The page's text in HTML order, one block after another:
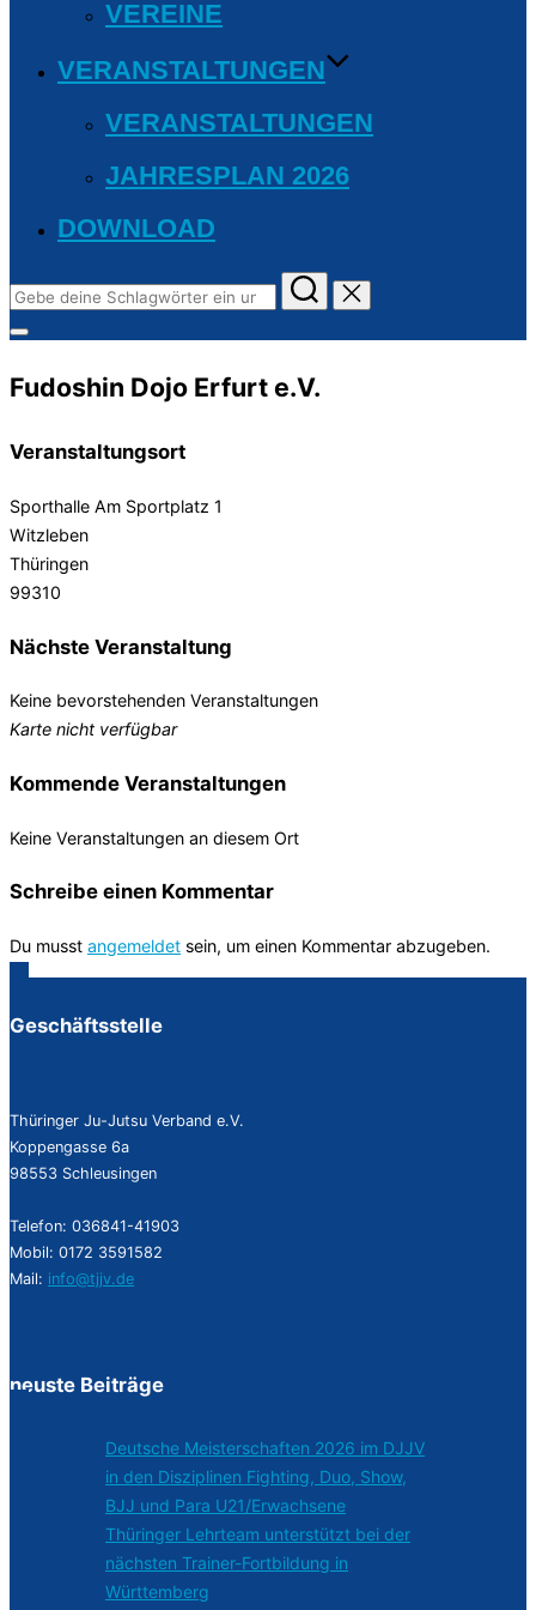
VEREINE
VERANSTALTUNGEN
VERANSTALTUNGEN
JAHRESPLAN 2026
DOWNLOAD
Suchen
nach:
Seitenleiste
Navigation
umschalten
Fudoshin Dojo Erfurt e.V.
Veranstaltungsort
Sporthalle Am Sportplatz 1
Witzleben
Thüringen
99310
Nächste Veranstaltung
Keine bevorstehenden Veranstaltungen
Karte nicht verfügbar
Kommende Veranstaltungen
Keine Veranstaltungen an diesem Ort
Schreibe einen Kommentar
Du musst angemeldet sein, um einen Kommentar abzugeben.
Geschäftsstelle
Thüringer Ju-Jutsu Verband e.V.
Koppengasse 6a
98553 Schleusingen
Telefon: 036841-41903
Mobil: 0172 3591582
Mail: info@tjjv.de
neuste Beiträge
Deutsche Meisterschaften 2026 im DJJV
in den Disziplinen Fighting, Duo, Show,
BJJ und Para U21/Erwachsene
Thüringer Lehrteam unterstützt bei der
nächsten Trainer-Fortbildung in
Württemberg